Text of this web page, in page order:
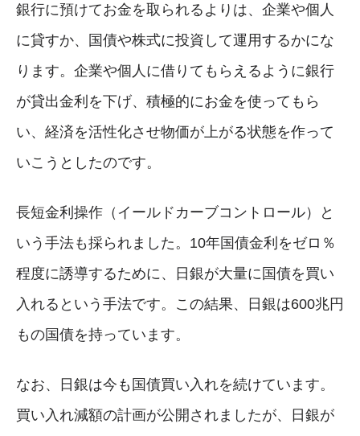
銀行に預けてお金を取られるよりは、企業や個人
に貸すか、国債や株式に投資して運用するかにな
ります。企業や個人に借りてもらえるように銀行
が貸出金利を下げ、積極的にお金を使ってもら
い、経済を活性化させ物価が上がる状態を作って
いこうとしたのです。
長短金利操作（イールドカーブコントロール）と
いう手法も採られました。10年国債金利をゼロ％
程度に誘導するために、日銀が大量に国債を買い
入れるという手法です。この結果、日銀は600兆円
もの国債を持っています。
なお、日銀は今も国債買い入れを続けています。
買い入れ減額の計画が公開されましたが、日銀が